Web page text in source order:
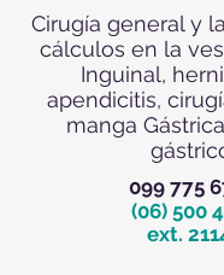
Cirugía general y
cálculos en la
Inguinal,
apendicitis,
manga
099 775
(06) 500
ext.